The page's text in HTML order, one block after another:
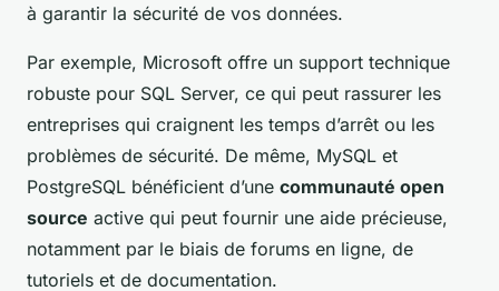
à garantir la sécurité de vos données.
Par exemple, Microsoft offre un support technique
robuste pour SQL Server, ce qui peut rassurer les
entreprises qui craignent les temps d’arrêt ou les
problèmes de sécurité. De même, MySQL et
PostgreSQL bénéficient d’une communauté open
source active qui peut fournir une aide précieuse,
notamment par le biais de forums en ligne, de
tutoriels et de documentation.